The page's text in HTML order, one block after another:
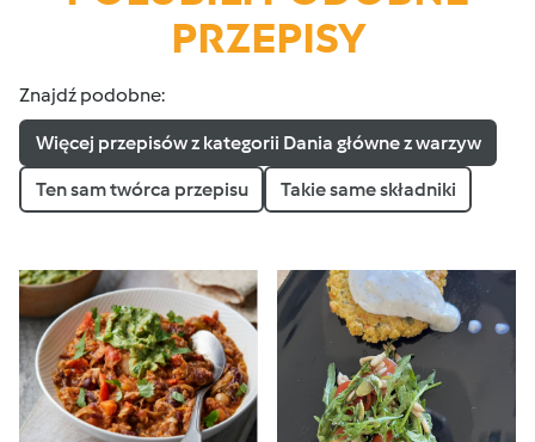
PRZEPISY
Znajdź podobne:
Więcej przepisów z kategorii Dania główne z warzyw
Ten sam twórca przepisu Takie same składniki